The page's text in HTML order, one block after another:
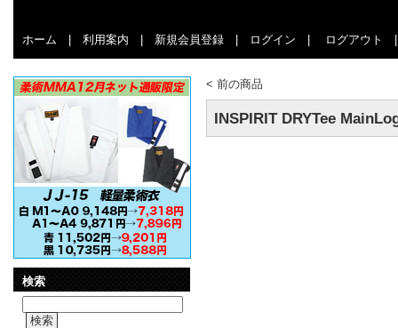
ホーム 利用案内 新規会員登録 ログイン ログアウト
検索
検索
< 前の商品
INSPIRIT DRYTee